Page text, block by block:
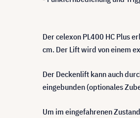
Der celexon PL400 HC Plus
cm. Der Lift wird von einem
Der Deckenlift kann auch
eingebunden (optionales
Um im eingefahrenen